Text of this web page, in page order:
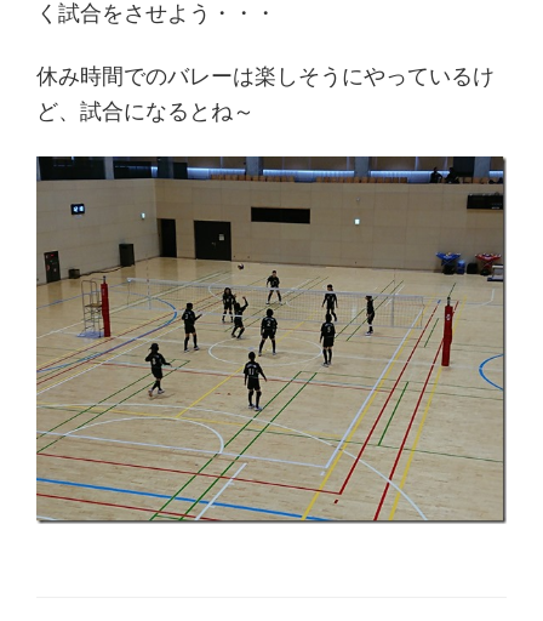
く試合をさせよう・・・
休み時間でのバレーは楽しそうにやっているけ
ど、試合になるとね～